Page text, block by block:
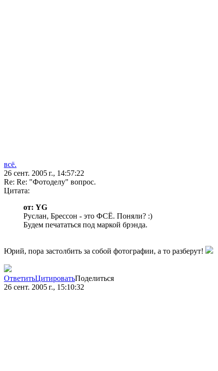
всё.
26 сент. 2005 г., 14:57:22
Re: Re: "Фотоделу" вопрос.
Цитата:
от: YG
Руслан, Брессон - это ФСЁ. Поняли? :)
Будем печататься под маркой брэнда.
Юрий, пора застолбить за собой фотографии, а то разберут!
ОтветитьЦитироватьПоделиться
26 сент. 2005 г., 15:10:32